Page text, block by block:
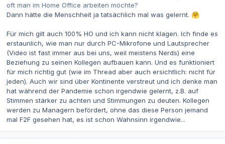
oft man im Home Office arbeiten möchte?
Dann hätte die Menschheit ja tatsächlich mal was gelernt. 🤗
Für mich gilt auch 100% HO und ich kann nicht klagen. Ich finde es
erstaunlich, wie man nur durch PC-Mikrofone und Lautsprecher
(Video ist fast immer aus bei uns, weil meistens Nerds) eine
Beziehung zu seinen Kollegen aufbauen kann. Und es funktioniert
für mich richtig gut (wie im Thread aber auch ersichtlich: nicht für
jeden). Auch wir sind über Kontinente verstreut und ich denke man
hat während der Pandemie schon irgendwie gelernt, z.B. auf
Stimmen stärker zu achten und Stimmungen zu deuten. Kollegen
werden zu Managern befördert, ohne das diese Person jemand
mal F2F gesehen hat, es ist schon Wahnsinn irgendwie...